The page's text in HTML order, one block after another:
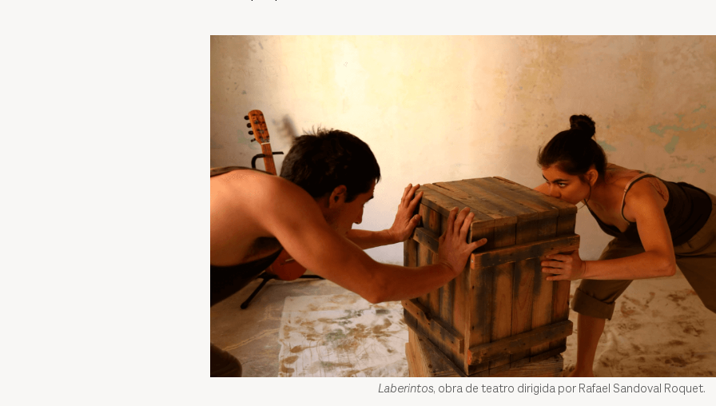
Laberintos, obra de teatro dirigida por Rafael Sandoval Roquet.